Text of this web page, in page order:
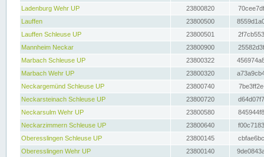
Ladenburg Wehr UP
23800820
Lauffen
23800500
Lauffen Schleuse UP
23800501
Mannheim Neckar
23800900
Marbach Schleuse UP
23800322
Marbach Wehr UP
23800320
Neckargemünd Schleuse UP
23800740
Neckarsteinach Schleuse UP
23800720
Neckarsulm Wehr UP
23800580
Neckarzimmern Schleuse UP
23800640
Oberesslingen Schleuse UP
23800145
Oberesslingen Wehr UP
23800140